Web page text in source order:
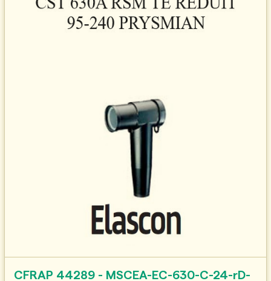
CFRAP 44289 - MSCEA-EC-630-C-24-rD-